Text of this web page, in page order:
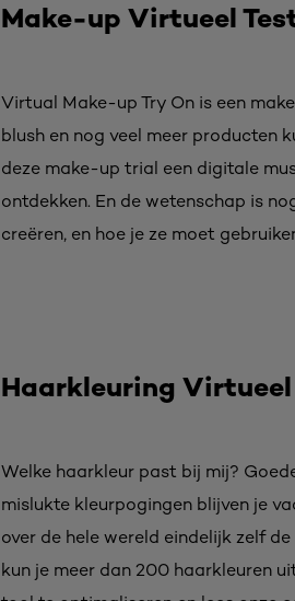
Make-up Virtueel
Virtual Make-up Try On is een
blush en nog veel meer producten
deze make-up trial een digitale
ontdekken. En de wetenschap is
creëren, en hoe je ze moet
Haarkleuring Virtueel
Welke haarkleur past bij mij?
mislukte kleurpogingen blijven je
over de hele wereld eindelijk zelf
kun je meer dan 200 haarkleuren